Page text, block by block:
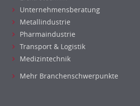
Unternehmensberatung
Metallindustrie
Pharmaindustrie
Transport & Logistik
Medizintechnik
Mehr Branchenschwerpunkte